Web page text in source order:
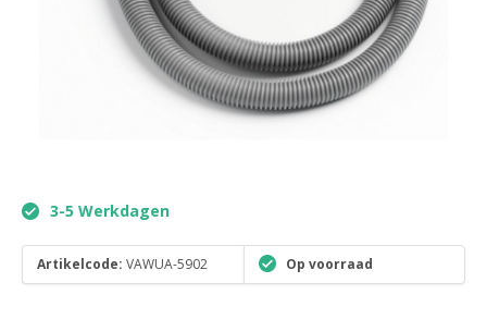
3-5 Werkdagen
Artikelcode: VAWUA-5902 Op voorraad